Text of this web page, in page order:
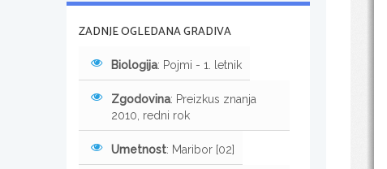
ZADNJE OGLEDANA GRADIVA
Biologija: Pojmi - 1. letnik
Zgodovina: Preizkus znanja
2010, redni rok
Umetnost: Maribor [02]